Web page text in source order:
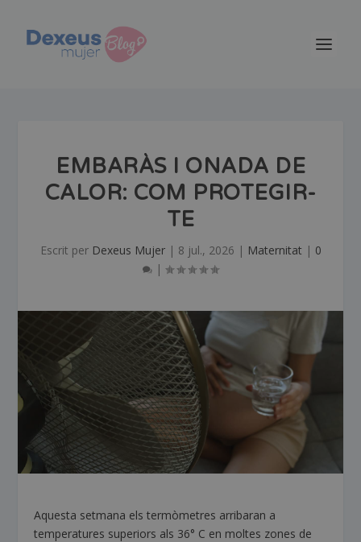
EMBARÀS I ONADA DE
CALOR: COM PROTEGIR-
TE
Escrit per Dexeus Mujer| 8 jul., 2026 | Maternitat | 0
|
Aquesta setmana els termòmetres arribaran a
temperatures superiors als 36° C en moltes zones de